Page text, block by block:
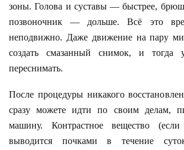
зоны. Голова и суставы — быстрее,
позвоночник — дольше. Всё это
неподвижно. Даже движение на пару
создать смазанный снимок, и тогда
переснимать.
После процедуры никакого
сразу можете идти по своим делам,
машину. Контрастное вещество
выводится почками в течение